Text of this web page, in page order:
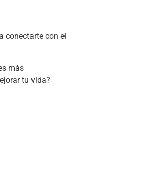
conectarte con el
más
tu vida?